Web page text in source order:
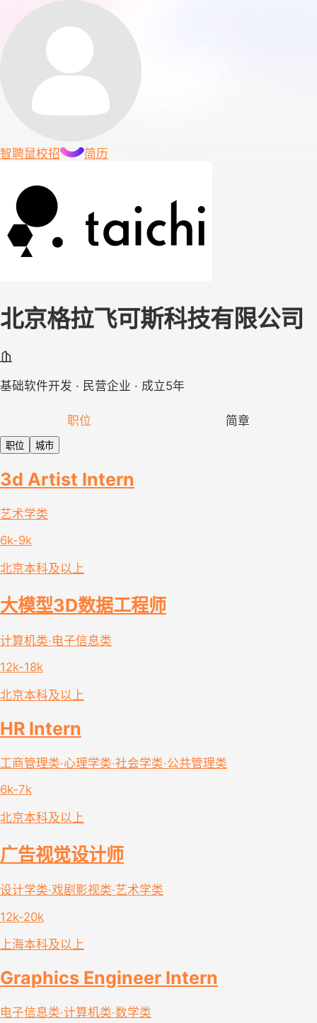
智聘鼠校招 简历
北京格拉飞可斯科技有限公司
基础软件开发 · 民营企业 · 成立5年
职位 简章
职位 城市
3d Artist Intern
艺术学类
6k-9k
北京本科及以上
大模型3D数据工程师
计算机类·电子信息类
12k-18k
北京本科及以上
HR Intern
工商管理类·心理学类·社会学类·公共管理类
6k-7k
北京本科及以上
广告视觉设计师
设计学类·戏剧影视类·艺术学类
12k-20k
上海本科及以上
Graphics Engineer Intern
电子信息类·计算机类·数学类